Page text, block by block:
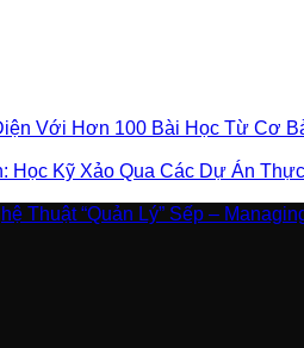
Với Hơn 100 Bài Học Từ Cơ
Học Kỹ Xảo Qua Các Dự Án
Thuật “Quản Lý” Sếp –